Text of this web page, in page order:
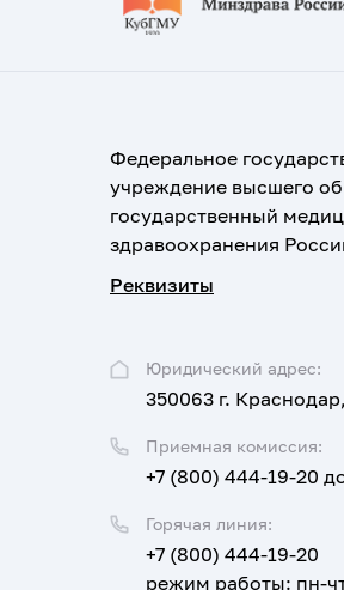
Федеральное
учреждение высшего
государственный
здравоохранения
Реквизиты
Юридический адрес:
350063 г.
Приемная комиссия:
+7 (800) 444-19-20
Горячая линия:
+7 (800) 444-19-20
режим работы: пн-